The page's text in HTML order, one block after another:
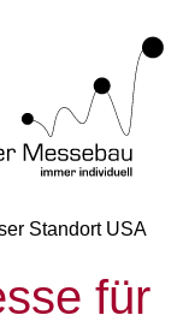
Standort USA
für